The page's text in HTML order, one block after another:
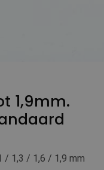
1,9mm.
/ 1,3 / 1,6 / 1,9 mm